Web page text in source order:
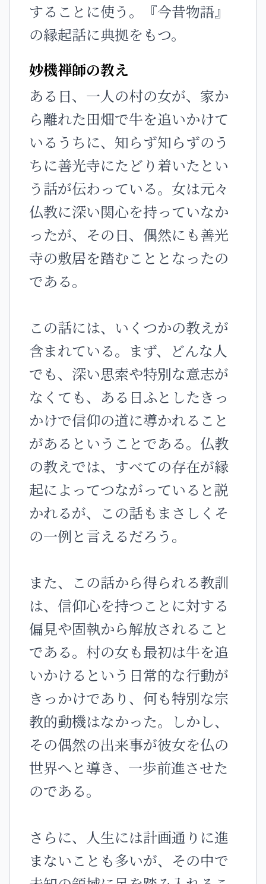
することに使う。『今昔物語』
の縁起話に典拠をもつ。
妙機禅師の教え
ある日、一人の村の女が、家か
ら離れた田畑で牛を追いかけて
いるうちに、知らず知らずのう
ちに善光寺にたどり着いたとい
う話が伝わっている。女は元々
仏教に深い関心を持っていなか
ったが、その日、偶然にも善光
寺の敷居を踏むこととなったの
である。
この話には、いくつかの教えが
含まれている。まず、どんな人
でも、深い思索や特別な意志が
なくても、ある日ふとしたきっ
かけで信仰の道に導かれること
があるということである。仏教
の教えでは、すべての存在が縁
起によってつながっていると説
かれるが、この話もまさしくそ
の一例と言えるだろう。
また、この話から得られる教訓
は、信仰心を持つことに対する
偏見や固執から解放されること
である。村の女も最初は牛を追
いかけるという日常的な行動が
きっかけであり、何も特別な宗
教的動機はなかった。しかし、
その偶然の出来事が彼女を仏の
世界へと導き、一歩前進させた
のである。
さらに、人生には計画通りに進
まないことも多いが、その中で